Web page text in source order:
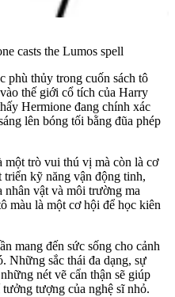
casts the Lumos spell
phù thủy trong cuốn sách tô
thế giới cổ tích của Harry
Hermione đang chính xác
lên bóng tối bằng đũa phép
một trò vui thú vị mà còn là cơ
triển kỹ năng vận động tinh,
nhân vật và môi trường ma
màu là một cơ hội để học kiên
mang đến sức sống cho cảnh
Những sắc thái đa dạng, sự
nét vẽ cẩn thận sẽ giúp
tượng của nghệ sĩ nhỏ.